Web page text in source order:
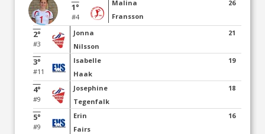
1°
#4
Malina
Fransson
26
2°
#3
Jonna
Nilsson
21
3°
#11
Isabelle
Haak
19
4°
#9
Josephine
Tegenfalk
18
5°
#9
Erin
Fairs
16